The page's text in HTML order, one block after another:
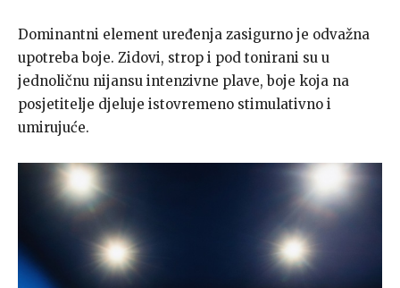
Dominantni element uređenja zasigurno je odvažna
upotreba boje. Zidovi, strop i pod tonirani su u
jednoličnu nijansu intenzivne plave, boje koja na
posjetitelje djeluje istovremeno stimulativno i
umirujuće.